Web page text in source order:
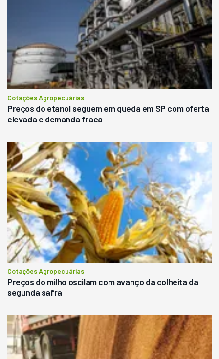
Cotações Agropecuárias
Preços do etanol seguem em queda em SP com oferta
elevada e demanda fraca
Cotações Agropecuárias
Preços do milho oscilam com avanço da colheita da
segunda safra